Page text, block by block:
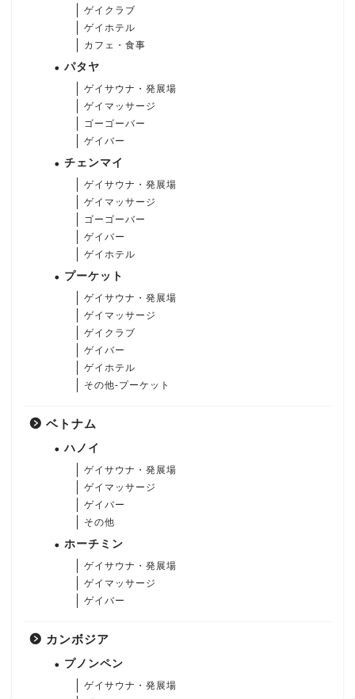
ゲイクラブ
ゲイホテル
カフェ・食事
パタヤ
ゲイサウナ・発展場
ゲイマッサージ
ゴーゴーバー
ゲイバー
チェンマイ
ゲイサウナ・発展場
ゲイマッサージ
ゴーゴーバー
ゲイバー
ゲイホテル
プーケット
ゲイサウナ・発展場
ゲイマッサージ
ゲイクラブ
ゲイバー
ゲイホテル
その他-プーケット
ベトナム
ハノイ
ゲイサウナ・発展場
ゲイマッサージ
ゲイバー
その他
ホーチミン
ゲイサウナ・発展場
ゲイマッサージ
ゲイバー
カンボジア
プノンペン
ゲイサウナ・発展場